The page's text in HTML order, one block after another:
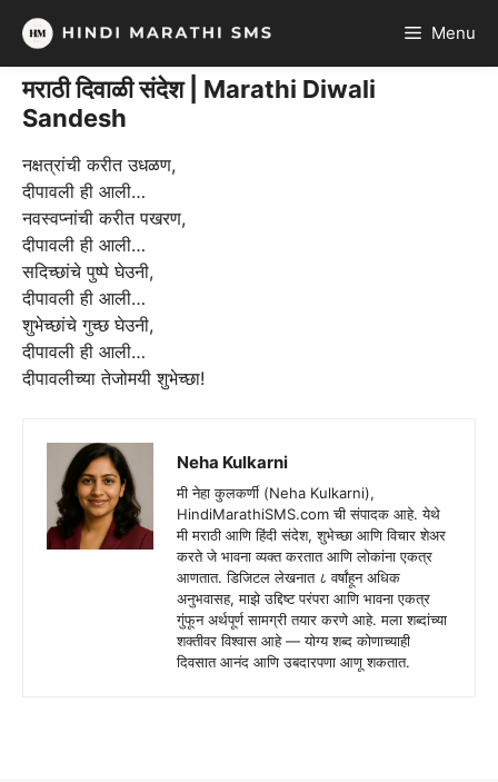
Skip
content
Menu
मराठी दिवाळी संदेश | Marathi Diwali
Sandesh
नक्षत्रांची करीत उधळण,
दीपावली ही आली…
नवस्वप्नांची करीत पखरण,
दीपावली ही आली…
सदिच्छांचे पुष्पे घेउनी,
दीपावली ही आली…
शुभेच्छांचे गुच्छ घेउनी,
दीपावली ही आली…
दीपावलीच्या तेजोमयी शुभेच्छा!
Neha Kulkarni
मी नेहा कुलकर्णी (Neha Kulkarni),
HindiMarathiSMS.com ची संपादक आहे. येथे
मी मराठी आणि हिंदी संदेश, शुभेच्छा आणि विचार शेअर
करते जे भावना व्यक्त करतात आणि लोकांना एकत्र
आणतात. डिजिटल लेखनात ८ वर्षांहून अधिक
अनुभवासह, माझे उद्दिष्ट परंपरा आणि भावना एकत्र
गुंफून अर्थपूर्ण सामग्री तयार करणे आहे. मला शब्दांच्या
शक्तीवर विश्वास आहे — योग्य शब्द कोणाच्याही
दिवसात आनंद आणि उबदारपणा आणू शकतात.